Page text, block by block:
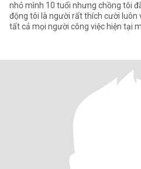
nhỏ mình 10 tuổi nhưng chồng tôi
động tôi là người rất thích cười luôn vui vẻ và thích hòa đồng cùng
tất cả mọi người công việc hiện tại